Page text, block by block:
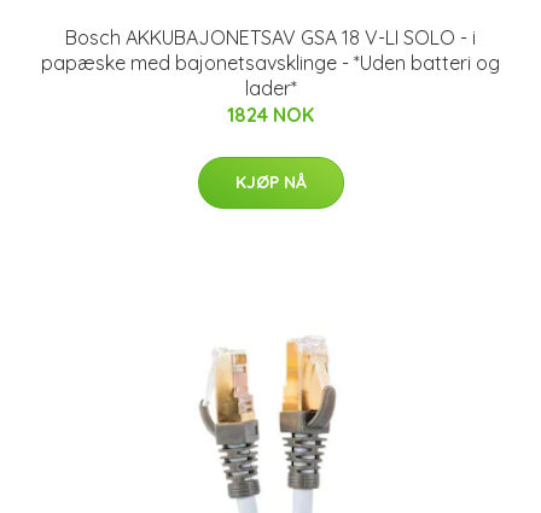
Bosch AKKUBAJONETSAV GSA 18 V-LI SOLO - i
papæske med bajonetsavsklinge - *Uden batteri og
lader*
1824 NOK
KJØP NÅ